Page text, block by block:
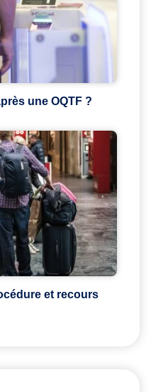
une OQTF ?
et recours